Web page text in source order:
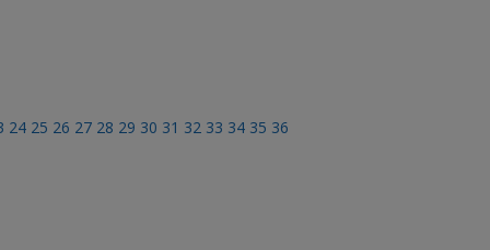
24 25 26 27 28 29 30 31 32 33 34 35 36